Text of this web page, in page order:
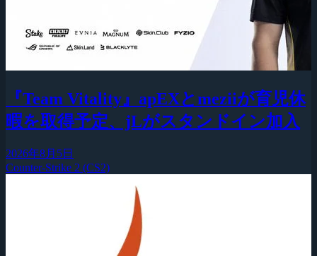
『Team Vitality』apEXとmeziiが育児休
暇を取得予定、jLがスタンドイン加入
2026年8月5日
Counter-Strike 2 (CS2)